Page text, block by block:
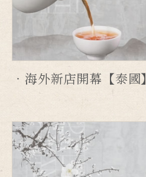
海外新店開幕【泰國】